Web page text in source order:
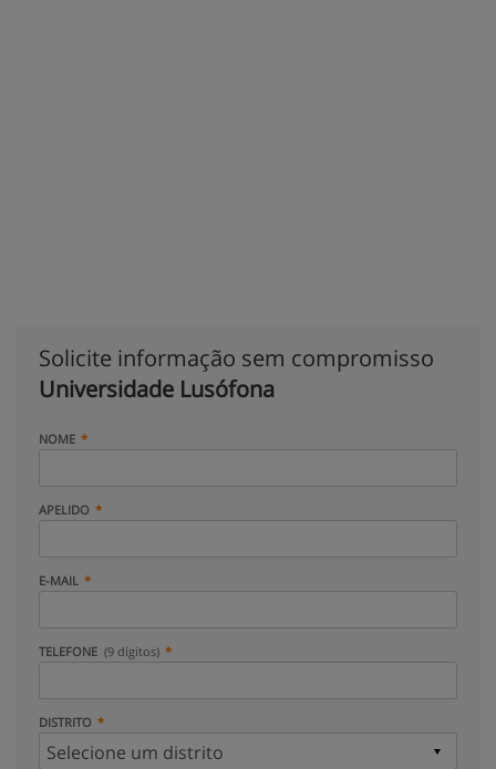
Solicite informação sem compromisso
Universidade Lusófona
NOME
APELIDO
E-MAIL
TELEFONE (9 dígitos)
DISTRITO